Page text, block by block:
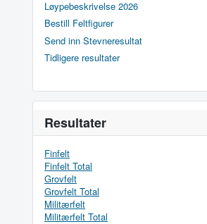
Løypebeskrivelse 2026
Bestill Feltfigurer
Send inn Stevneresultat
Tidligere resultater
Resultater
Finfelt
Finfelt Total
Grovfelt
Grovfelt Total
Militærfelt
Militærfelt Total